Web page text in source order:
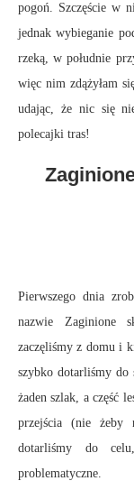
pogoń. Szczęście w
jednak wybieganie
rzeką, w południe
więc nim zdążyłam
udając, że nic się
polecajki tras!
Pierwszego dnia
nazwie Zaginione
zaczęliśmy z domu i
szybko dotarliśmy do
żaden szlak, a część
przejścia (nie żeby
dotarliśmy do
problematyczne.